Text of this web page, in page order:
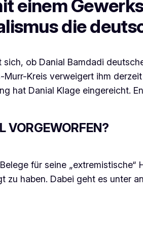
einem
die
sich, ob Danial Bamdadi
Murr-Kreis verweigert ihm
hat Danial Klage eingereicht.
VORGEWORFEN?
für seine
zu haben. Dabei geht es unter